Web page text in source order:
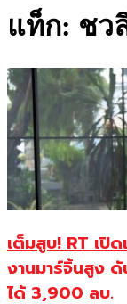
แท็ก: ชว
เต็มสูบ! RT เ
งานมาร์จิ้นสูง
ได้ 3,900 ลบ.